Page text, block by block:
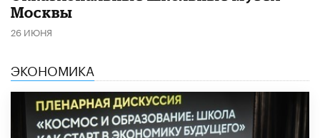
Москвы
26 ИЮНЯ
ЭКОНОМИКА